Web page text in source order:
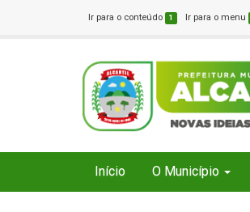
Ir para o conteúdo 1 Ir para o menu
Início O Município